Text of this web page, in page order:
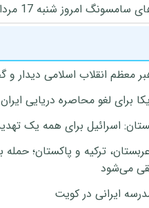
امروز شنبه 17 مرداد 1405
معظم انقلاب اسلامی دیدار و
برای لغو محاصره دریایی ایران
اسرائیل برای همه یک
ترکیه و پاکستان؛
می‌شود
ایرانی در کویت